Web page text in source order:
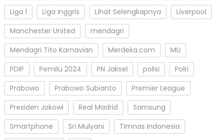
Liga 1
Liga Inggris Lihat Selengkapnya
Liverpool
Manchester United
mendagri
Mendagri Tito Karnavian
Merdeka.com
MU
PDIP
Pemilu 2024 PN Jaksel polisi
Polri
Prabowo
Prabowo Subianto
Premier League
Presiden Jokowi
Real Madrid
Samsung
Smartphone
Sri Mulyani
Timnas Indonesia